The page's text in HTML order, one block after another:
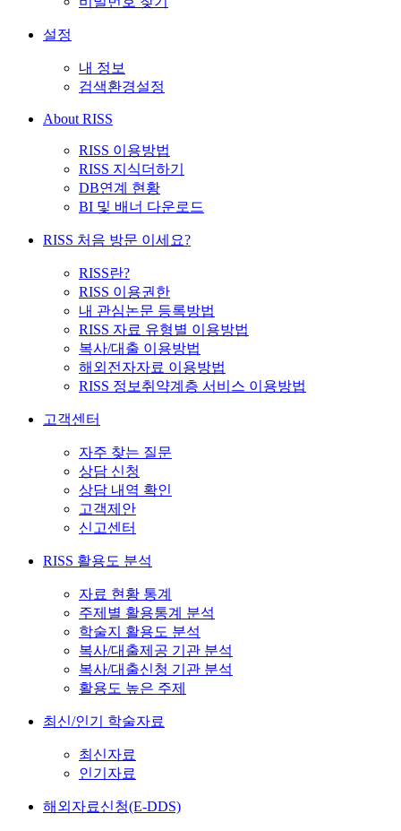
설정
내 정보
검색환경설정
About RISS
RISS 이용방법
RISS 지식더하기
DB연계 현황
BI 및 배너 다운로드
RISS 처음 방문 이세요?
RISS란?
RISS 이용권한
내 관심논문 등록방법
RISS 자료 유형별 이용방법
복사/대출 이용방법
해외전자자료 이용방법
RISS 정보취약계층 서비스 이용방법
고객센터
자주 찾는 질문
상담 신청
상담 내역 확인
고객제안
신고센터
RISS 활용도 분석
자료 현황 통계
주제별 활용통계 분석
학술지 활용도 분석
복사/대출제공 기관 분석
복사/대출신청 기관 분석
활용도 높은 주제
최신/인기 학술자료
최신자료
인기자료
해외자료신청(E-DDS)